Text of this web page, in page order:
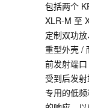
包括两个
XLR-M 至
定制双功
重型外壳 /
前发射端
受到后发
专用的低